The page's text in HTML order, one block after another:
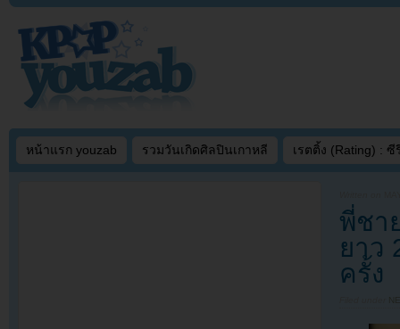
หน้าแรก youzab รวมวันเกิดศิลปินเกาหลี เรตติ้ง (Rating) : ซี
พี่ชา
ยาว
ครั้ง